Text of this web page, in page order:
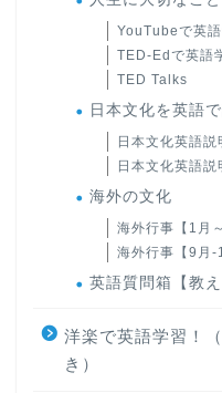
YouTubeで英
TED-Edで英語
TED Talks
日本文化を英語
日本文化英語説
日本文化英語説
海外の文化
海外行事【1月
海外行事【9月-
英語質問箱【教
洋楽で英語学習！
き）